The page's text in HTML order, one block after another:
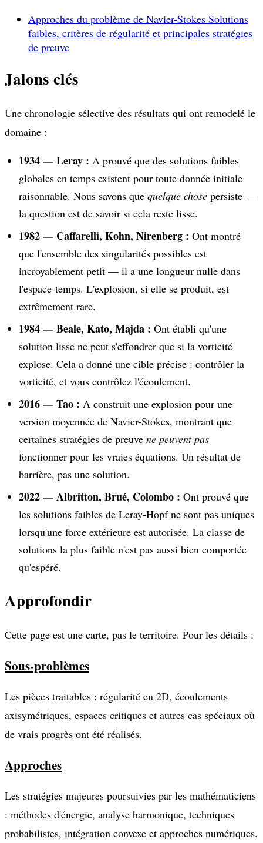
Approches du problème de Navier-Stokes Solutions
faibles, critères de régularité et principales stratégies
de preuve
Jalons clés
Une chronologie sélective des résultats qui ont remodelé le
domaine :
1934 — Leray : A prouvé que des solutions faibles
globales en temps existent pour toute donnée initiale
raisonnable. Nous savons que quelque chose persiste —
la question est de savoir si cela reste lisse.
1982 — Caffarelli, Kohn, Nirenberg : Ont montré
que l'ensemble des singularités possibles est
incroyablement petit — il a une longueur nulle dans
l'espace-temps. L'explosion, si elle se produit, est
extrêmement rare.
1984 — Beale, Kato, Majda : Ont établi qu'une
solution lisse ne peut s'effondrer que si la vorticité
explose. Cela a donné une cible précise : contrôler la
vorticité, et vous contrôlez l'écoulement.
2016 — Tao : A construit une explosion pour une
version moyennée de Navier-Stokes, montrant que
certaines stratégies de preuve ne peuvent pas
fonctionner pour les vraies équations. Un résultat de
barrière, pas une solution.
2022 — Albritton, Brué, Colombo : Ont prouvé que
les solutions faibles de Leray-Hopf ne sont pas uniques
lorsqu'une force extérieure est autorisée. La classe de
solutions la plus faible n'est pas aussi bien comportée
qu'espéré.
Approfondir
Cette page est une carte, pas le territoire. Pour les détails :
Sous-problèmes
Les pièces traitables : régularité en 2D, écoulements
axisymétriques, espaces critiques et autres cas spéciaux où
de vrais progrès ont été réalisés.
Approches
Les stratégies majeures poursuivies par les mathématiciens
: méthodes d'énergie, analyse harmonique, techniques
probabilistes, intégration convexe et approches numériques.